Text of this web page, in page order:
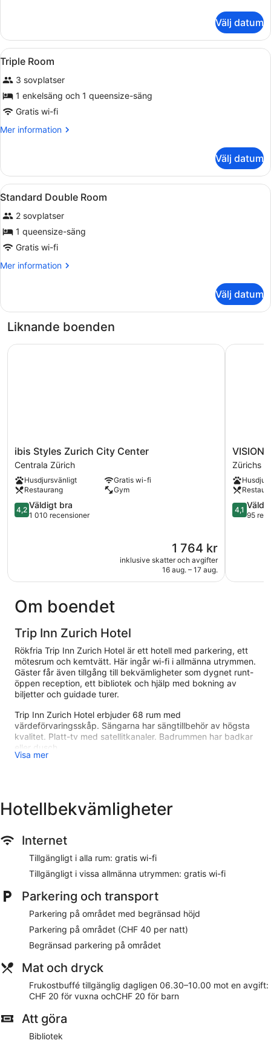
Room
Välj datum
Öppna
alla
foton
för
Triple
Room
Ett hotellrum med en säng, ett
1
Triple Room
3 sovplatser
1 enkelsäng och 1 queensize-säng
Gratis wi-fi
Mer information
Mer
Room
Välj datum
Öppna
alla
foton
för
Standard
Double
Room
Ett hotellrum med en säng, ett
1
Standard Double Room
2 sovplatser
1 queensize-säng
Gratis wi-fi
Mer information
Mer
Double
Välj datum
Liknande boenden
ibis
Styles
Zurich
City
Center
Centrala
Zürich
ibis Styles Zurich City Center
Centrala Zürich
Husdjursvänligt
Gratis wi-fi
Restaurang
Gym
4.2
av
4,2 Väldigt bra
1 010 recensioner
Priset
är
1 764 kr
1 764 kr
inklusive skatter och avgifter
16 aug. – 17 aug.
ibis Styles Zurich City Center
Zürichs
historiska
Zürichs
4.1
av
4,1
95
Om boendet
Trip Inn Zurich Hotel
Rökfria Trip Inn Zurich Hotel är ett hotell med parkering, ett
mötesrum och kemtvätt. Här ingår wi-fi i allmänna utrymmen.
Gäster får även tillgång till bekvämligheter som dygnet runt-
öppen reception, ett bibliotek och hjälp med bokning av
biljetter och guidade turer.
Trip Inn Zurich Hotel erbjuder 68 rum med
värdeförvaringsskåp. Sängarna har sängtillbehör av högsta
kvalitet. Platt-tv med satellitkanaler. Badrummen har badkar
eller dusch.
Gäster har tillgång till gratis wi-fi. Skrivbord och telefon finns.
Trip Inn Zurich Hotel ligger i Centrala Zürich, en kort
promenad från Bahnhofstrasse samt mindre än två kilometer
Detta hotell med 3 stjärnor har 68 rum och ståtar med gratis
wi-fi på rummet, ett bibliotek och en terrass.
Restaurangalternativ
Frukostbuffé serveras dagligen mellan 06.30 och 10.00 mot
en avgift.
Din platt-tv har satellitkanaler, och du håller dig uppkopplad
med gratis wi-fi. Samtliga sängar har sängtillbehör av högsta
kvalitet. Dessutom erbjuds bekvämligheter som
värdeförvaringsskåp, telefon och skrivbord.
På boendet
Trip Inn Zurich Hotel erbjuder gratis wi-fi i allmänna
utrymmen, ett mötesrum och ett bibliotek. Parkering erbjuds
för CHF 40 per natt. Receptionen är öppen dygnet runt och
Visa mer
Hotellbekvämligheter
Internet
Tillgängligt i alla rum: gratis wi-fi
Tillgängligt i vissa allmänna utrymmen: gratis wi-fi
Parkering och transport
Parkering på området med begränsad höjd
Parkering på området (CHF 40 per natt)
Begränsad parkering på området
Mat och dryck
Frukostbuffé tillgänglig dagligen 06.30–10.00 mot en avgift:
CHF 20 för vuxna ochCHF 20 för barn
Att göra
Bibliotek